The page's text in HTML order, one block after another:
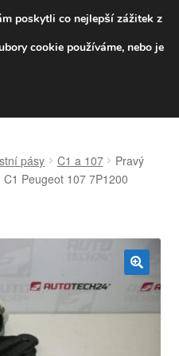
139,-Kč
704 494 494
pásy C1 a 107
Pravý
Peugeot 107 7P1200
🔍
poskytli co nejlepší zážitek z
cookie používáme, nebo je